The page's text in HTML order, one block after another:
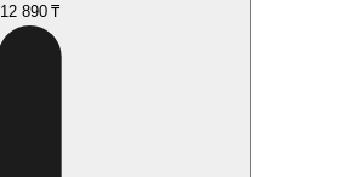
12 890 ₸